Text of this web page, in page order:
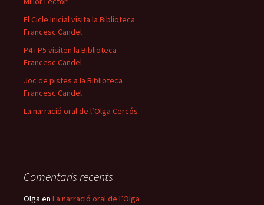
El Cicle Inicial visita la Biblioteca
Francesc Candel
P4 i P5 visiten la Biblioteca
Francesc Candel
Joc de pistes a la Biblioteca
Francesc Candel
La narració oral de l’Olga Cercós
Comentaris recents
Olga en La narració oral de l’Olga